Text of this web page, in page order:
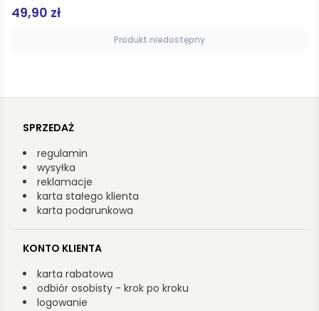
49,90 zł
Produkt niedostępny
SPRZEDAŻ
regulamin
wysyłka
reklamacje
karta stałego klienta
karta podarunkowa
KONTO KLIENTA
karta rabatowa
odbiór osobisty - krok po kroku
logowanie